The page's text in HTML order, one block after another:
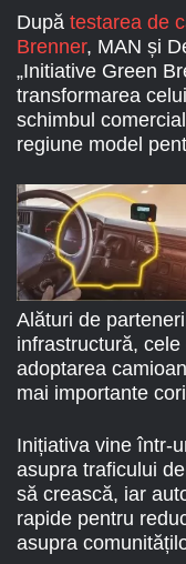
După testarea de
Brenner, MAN și
„Initiative Green
transformarea
schimbul
regiune model
Alături de
infrastructură,
adoptarea
mai importante
Inițiativa vine într-
asupra traficului
să crească, iar
rapide pentru
asupra